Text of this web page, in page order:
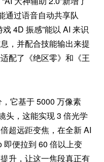
通过语音自动共享队
4D 振感”能以 AI 来识
，并配合技能输出来提
配了《绝区零》和《王
它基于 5000 万像素
头，这能实现 3 倍光学
超远距变焦，在全新 AI
即便拉到 60 倍以上变
升，让这一焦段真正有